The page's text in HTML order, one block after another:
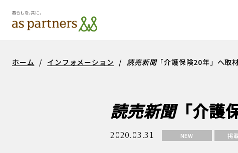
シニア事業 不
ホーム / インフォメーション / 読売新聞「介護保険20年」へ取
読売新聞「介護
2020.03.31 NEW 掲
サステ